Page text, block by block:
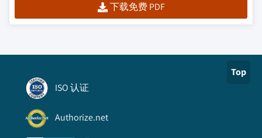
下载免费 PDF
Top
ISO 认证
Authorize.net